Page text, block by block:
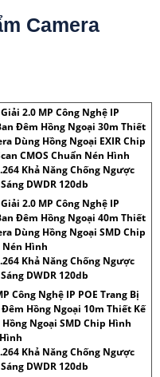
Camera
2.0 MP Công Nghệ IP
Đêm Hồng Ngoại 30m Thiết
Dùng Hồng Ngoại EXIR Chip
CMOS Chuẩn Nén Hình
Khả Năng Chống Ngược
DWDR 120db
2.0 MP Công Nghệ IP
Đêm Hồng Ngoại 40m Thiết
Dùng Hồng Ngoại SMD Chip
Nén Hình
Khả Năng Chống Ngược
DWDR 120db
Công Nghệ IP POE Trang Bị
Hồng Ngoại 10m Thiết Kế
Ngoại SMD Chip Hình
Khả Năng Chống Ngược
DWDR 120db